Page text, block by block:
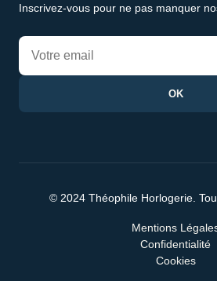
Inscrivez-vous pour ne pas manquer
OK
© 2024 Théophile Horlogerie.
Mentions
Confidentialité
Cookies